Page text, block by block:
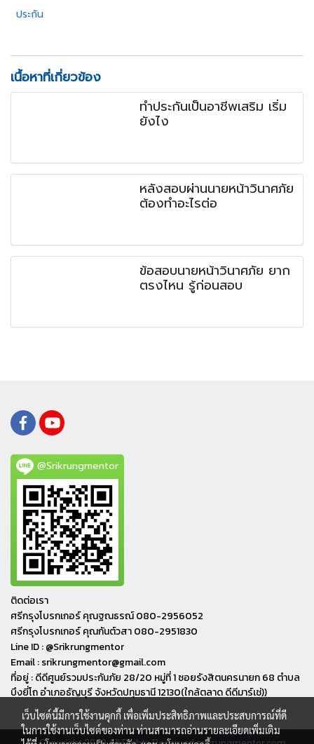
ประกัน
เนื้อหาที่เกี่ยวข้อง
ทำประกันเป็นอาชีพเสริม เริ่ม
ยังไง
หลังสอบผ่านนายหน้าวินาศภัย
ต้องทำอะไรต่อ
ข้อสอบนายหน้าวินาศภัย ยาก
ตรงไหน รู้ก่อนสอบ
@Srikrungmentor
ติดต่อเรา
ศรีกรุงโบรกเกอร์ คุณฐณธรณ์ 080-2956052
ศรีกรุงโบรกเกอร์ คุณกันต์วสา 080-2951830
Line ID : @Srikrungmentor
Email : srikrungmentor@gmail.com
ที่อยู่ : ดีดีศูนย์รวมประกันภัย 28/20 หมู่ที่ 1 ซอยรังสิตนครนายก 68 ตำบล
บึงยี่โถ อำเภอ​ธัญบุรี​ จังหวัดปทุมธานี​ 12130(ใกล้ตลาด ดีดีมาร์เช่))
เว็บไซต์นี้มีการใช้งานคุกกี้ เพื่อเพิ่มประสิทธิภาพและประสบการณ์ที่ดี
ในการใช้งานเว็บไซต์ของท่าน ท่านสามารถอ่านรายละเอียดเพิ่มเติม